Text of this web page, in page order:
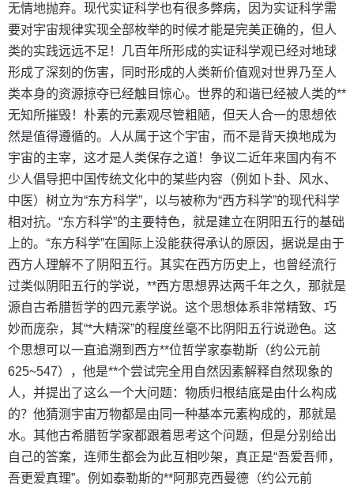
无情地抛弃。现代实证科学也有很多弊病，因为实证科学需
要对宇宙规律实现全部枚举的时候才能是完美正确的，但人
类的实践远远不足！几百年所形成的实证科学观已经对地球
形成了深刻的伤害，同时形成的人类新价值观对世界乃至人
类本身的资源掠夺已经触目惊心。世界的和谐已经被人类的**
无知所摧毁！朴素的元素观尽管粗陋，但天人合一的思想依
然是值得遵循的。人从属于这个宇宙，而不是背天换地成为
宇宙的主宰，这才是人类保存之道！争议二近年来国内有不
少人倡导把中国传统文化中的某些内容（例如卜卦、风水、
中医）树立为“东方科学”，以与被称为“西方科学”的现代科学
相对抗。“东方科学”的主要特色，就是建立在阴阳五行的基础
上的。“东方科学”在国际上没能获得承认的原因，据说是由于
西方人理解不了阴阳五行。其实在西方历史上，也曾经流行
过类似阴阳五行的学说，**西方思想界达两千年之久，那就是
源自古希腊哲学的四元素学说。这个思想体系非常精致、巧
妙而庞杂，其“*大精深”的程度丝毫不比阴阳五行说逊色。这
个思想可以一直追溯到西方**位哲学家泰勒斯（约公元前
625~547），他是**个尝试完全用自然因素解释自然现象的
人，并提出了这么一个大问题：物质归根结底是由什么构成
的？他猜测宇宙万物都是由同一种基本元素构成的，那就是
水。其他古希腊哲学家都跟着思考这个问题，但是分别给出
自己的答案，连师生都会为此互相吵架，真正是“吾爱吾师，
吾更爱真理”。例如泰勒斯的**阿那克西曼德（约公元前